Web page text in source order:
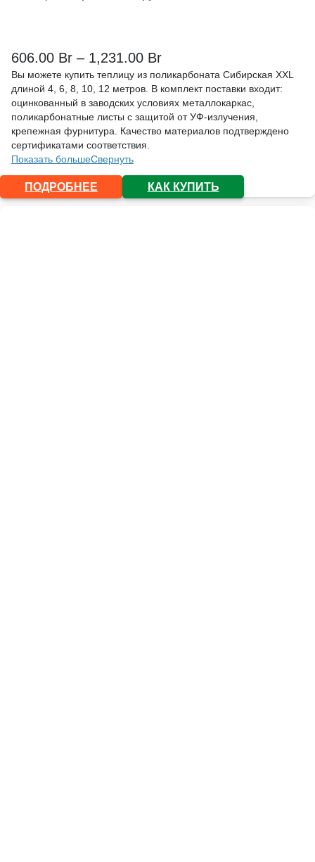
606.00 Br – 1,231.00 Br
Вы можете купить теплицу из поликарбоната Сибирская XXL
длиной 4, 6, 8, 10, 12 метров. В комплект поставки входит:
оцинкованный в заводских условиях металлокаркас,
поликарбонатные листы с защитой от УФ-излучения,
крепежная фурнитура. Качество материалов подтверждено
сертификатами соответствия.
Показать большеСвернуть
ПОДРОБНЕЕ КАК КУПИТЬ